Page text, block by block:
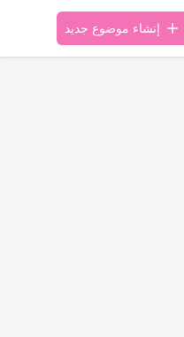
المستخدم
إنشاء موضوع جديد